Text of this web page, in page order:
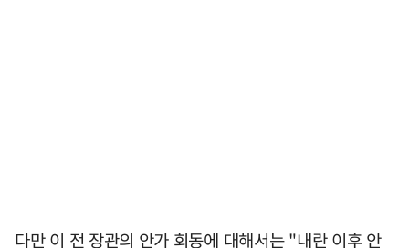
다만 이 전 장관의 안가 회동에 대해서는 "내란 이후 안